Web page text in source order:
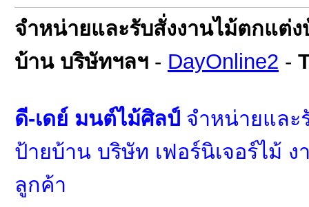
จำหน่ายและรับสั่งงานไม้ตกแต่
บ้าน บริษัทฯลฯ - DayOnline2 -
ดี-เดย์ มนต์ไม้ศิลป์ จำหน่ายและ
ป้ายบ้าน บริษัท เฟอร์นิเจอร์ไม้
ลูกค้า